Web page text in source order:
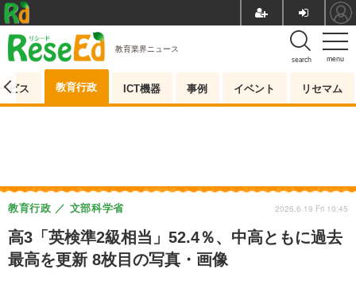
menu
search
教育業界ニュース
ビス 教育行政 ICT機器 事例 イベント リセマム
高3「英検準2級相当」52.4％、中高ともに過去
最高を更新 8枚目の写真・画像
教育行政 文部科学省 2026.6.19 Fri 10:45